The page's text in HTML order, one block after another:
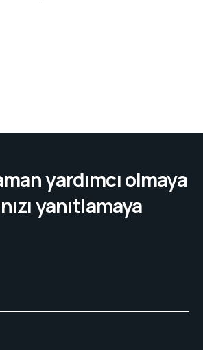
yardımcı olmaya
yanıtlamaya